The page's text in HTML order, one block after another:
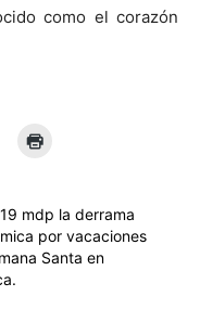
como el corazón
mdp la derrama
por vacaciones
Santa en